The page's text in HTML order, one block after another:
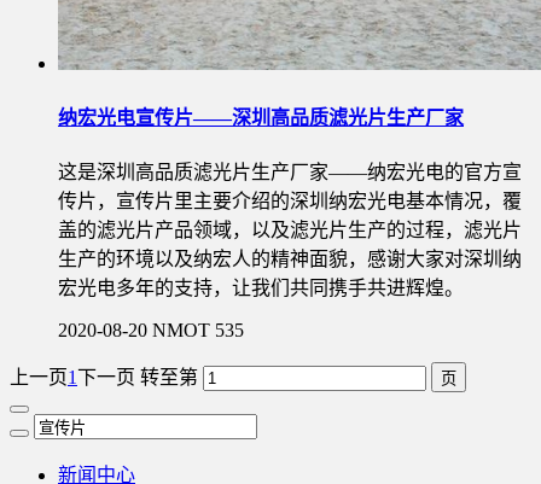
纳宏光电宣传片——深圳高品质滤光片生产厂家
这是深圳高品质滤光片生产厂家——纳宏光电的官方宣
传片，宣传片里主要介绍的深圳纳宏光电基本情况，覆
盖的滤光片产品领域，以及滤光片生产的过程，滤光片
生产的环境以及纳宏人的精神面貌，感谢大家对深圳纳
宏光电多年的支持，让我们共同携手共进辉煌。
2020-08-20 NMOT 535
上一页1下一页 转至第
新闻中心